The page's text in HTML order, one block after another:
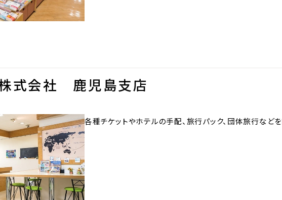
株式会社 鹿児島支店
各種チケットやホテルの手配、旅行パック、団体旅行など